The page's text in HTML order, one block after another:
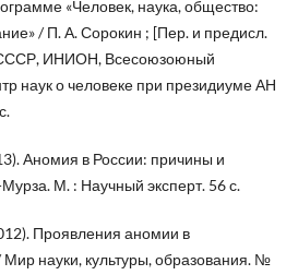
«Человек, наука, общество:
/ П. А. Сорокин ; [Пер. и предисл.
ИНИОН, Всесоюзоюный
наук о человеке при президиуме АН
Аномия в России: причины и
М. : Научный эксперт. 56 с.
Проявления аномии в
науки, культуры, образования. №